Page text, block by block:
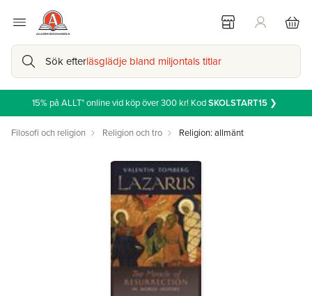
Sök efterläsglädje bland miljontals titlar
15% på ALLT* online vid köp över 300 kr! KodSKOLSTART15 ❯
Filosofi och religion Religion och tro Religion: allmänt